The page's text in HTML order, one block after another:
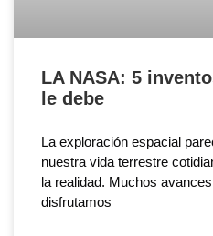
LA NASA: 5
le debe
La exploración espacial
nuestra vida terrestre
la realidad. Muchos
disfrutamos